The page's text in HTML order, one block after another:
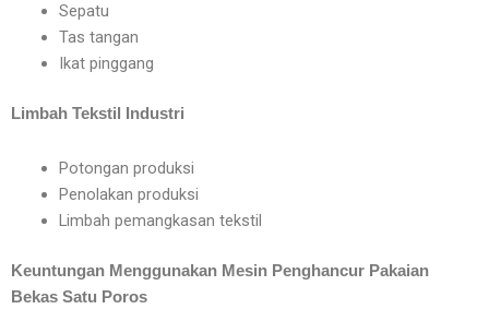
Sepatu
Tas tangan
Ikat pinggang
Limbah Tekstil Industri
Potongan produksi
Penolakan produksi
Limbah pemangkasan tekstil
Keuntungan Menggunakan Mesin Penghancur Pakaian
Bekas Satu Poros